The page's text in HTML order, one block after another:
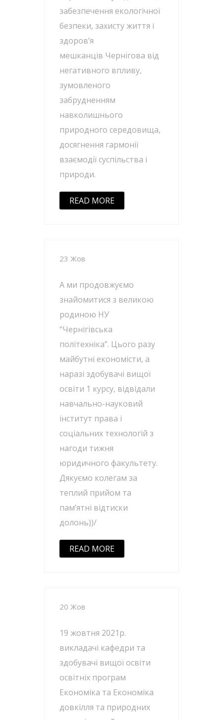
забезпечення екологічної
безпеки, захисту життя і
здоров’я
мешканців Чернігова від
негативного впливу,
зумовленого
забрудненням
навколишнього
природного середовища,
досягнення гармонії
взаємодії суспільства і
природи.
READ MORE
23 Жов
А ми продовжуємо
знайомитися з великою
родиною НУ
“Чернігівська
політехніка”. Цього разу
майбутні економісти, а
наразі здобувачі вищої
освіти 1 курсу, відвідали
навчально-науковий
інститут права і
соціальних технологій з
нагоди тижня
юридичного факультету.
Дякуємо колегам за
теплий прийом та
пам’ятні відтиски
долонь))/
READ MORE
20 Жов
19 жовтня 2021р.
викладачі кафедри та
здобувачі вищої освіти
освітніх програм
Економіка та Економіка
довкілля та природних